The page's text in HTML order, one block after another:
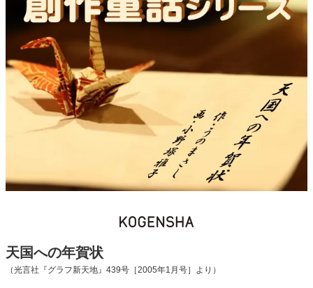
天国への年賀状
（光言社『グラフ新天地』439号［2005年1月号］より）